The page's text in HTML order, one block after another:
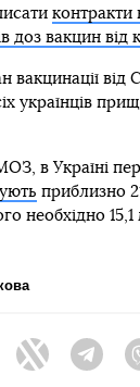
контракти
доз вакцин від
вакцинації від
українців
в Україні
приблизно
необхідно 15,1
FacebookTwitter